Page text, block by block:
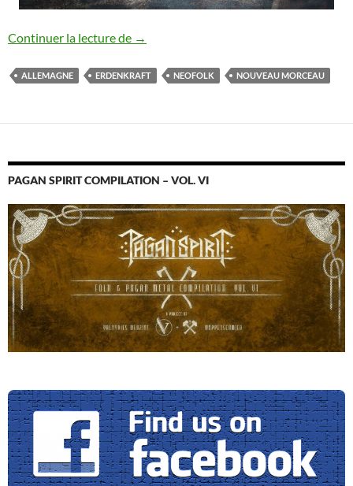
Continuer la lecture de Erdenkraft : nouveau titre
→
ALLEMAGNE ERDENKRAFT NEOFOLK NOUVEAU MORCEAU
PAGAN SPIRIT COMPILATION – VOL. VI